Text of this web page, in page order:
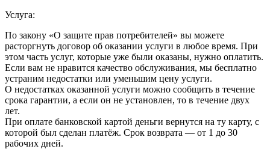
Услуга:
По закону «О защите прав потребителей» вы можете
расторгнуть договор об оказании услуги в любое время. При
этом часть услуг, которые уже были оказаны, нужно оплатить.
Если вам не нравится качество обслуживания, мы бесплатно
устраним недостатки или уменьшим цену услуги.
О недостатках оказанной услуги можно сообщить в течение
срока гарантии, а если он не установлен, то в течение двух
лет.
При оплате банковской картой деньги вернутся на ту карту, с
которой был сделан платёж. Срок возврата — от 1 до 30
рабочих дней.